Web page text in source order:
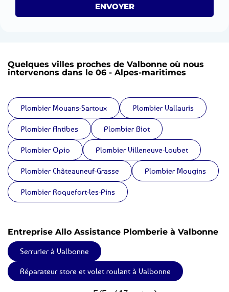
ENVOYER
Quelques villes proches de Valbonne où nous
intervenons dans le 06 - Alpes-maritimes
Plombier Mouans-Sartoux Plombier Vallauris
Plombier Antibes Plombier Biot
Plombier Opio Plombier Villeneuve-Loubet
Plombier Châteauneuf-Grasse Plombier Mougins
Plombier Roquefort-les-Pins
Entreprise Allo Assistance Plomberie à Valbonne
Serrurier à Valbonne
Réparateur store et volet roulant à Valbonne